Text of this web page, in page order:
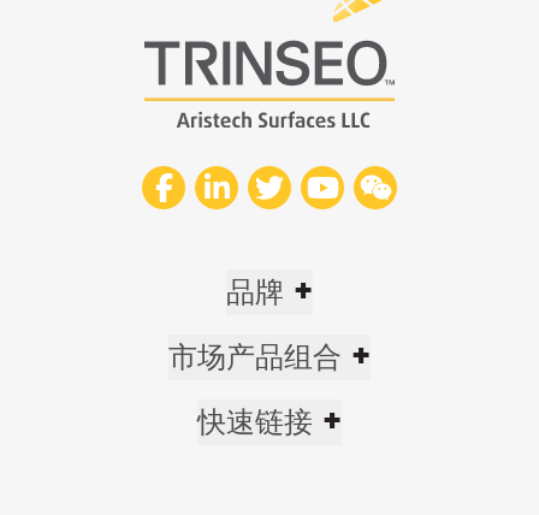
品牌 +
市场产品组合 +
快速链接 +